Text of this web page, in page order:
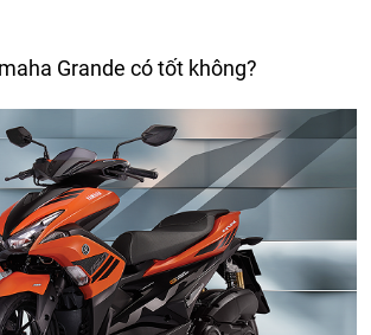
Grande có tốt không?